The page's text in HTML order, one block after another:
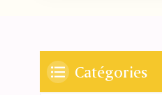
Catégories